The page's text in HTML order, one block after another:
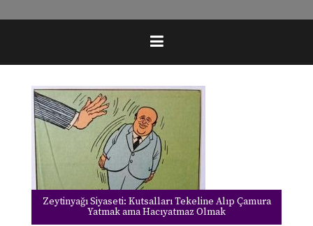
Zeytinyağı Siyaseti: Kutsalları Tekeline Alıp Çamura
Yatmak ama Hacıyatmaz Olmak